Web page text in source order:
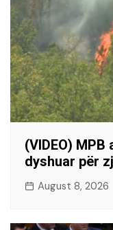
(VIDEO)
dyshuar për
August 8, 2026